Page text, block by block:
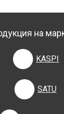
на
KASPI
SATU